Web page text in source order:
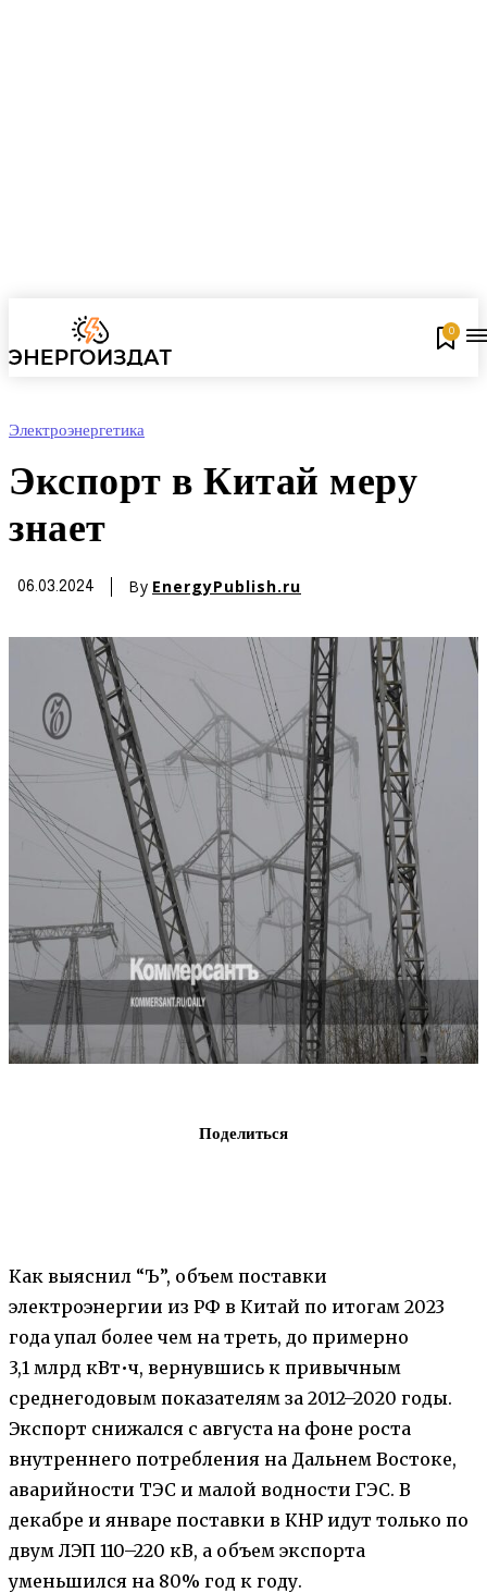
0
Электроэнергетика
Экспорт в Китай меру
знает
06.03.2024 By EnergyPublish.ru
Поделиться
Как выяснил “Ъ”, объем поставки
электроэнергии из РФ в Китай по итогам 2023
года упал более чем на треть, до примерно
3,1 млрд кВт•ч, вернувшись к привычным
среднегодовым показателям за 2012–2020 годы.
Экспорт снижался с августа на фоне роста
внутреннего потребления на Дальнем Востоке,
аварийности ТЭС и малой водности ГЭС. В
декабре и январе поставки в КНР идут только по
двум ЛЭП 110–220 кВ, а объем экспорта
уменьшился на 80% год к году.